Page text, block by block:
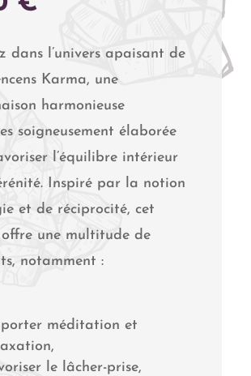
dans l’univers apaisant de
Karma, une
harmonieuse
soigneusement élaborée
l’équilibre intérieur
Inspiré par la notion
et de réciprocité, cet
offre une multitude de
notamment :
méditation et
le lâcher-prise,